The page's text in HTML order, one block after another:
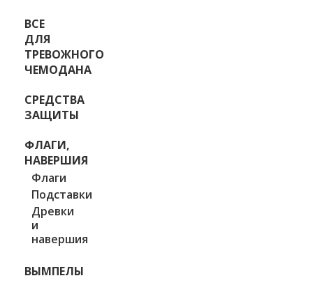
ВСЕ
ДЛЯ
ТРЕВОЖНОГО
ЧЕМОДАНА
СРЕДСТВА
ЗАЩИТЫ
ФЛАГИ,
НАВЕРШИЯ
Флаги
Подставки
Древки
и
навершия
ВЫМПЕЛЫ